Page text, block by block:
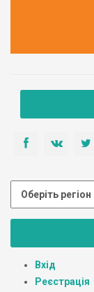
Вхід
Реєстрація